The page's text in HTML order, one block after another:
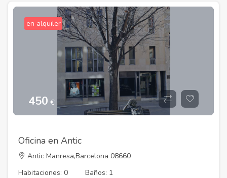
en alquiler
450 €
Oficina en Antic
Antic Manresa,Barcelona 08660
Habitaciones: 0
Baños: 1